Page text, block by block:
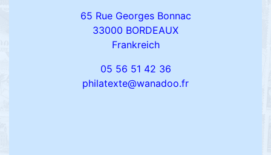
65 Rue Georges Bonnac
33000 BORDEAUX
Frankreich
05 56 51 42 36
philatexte@wanadoo.fr